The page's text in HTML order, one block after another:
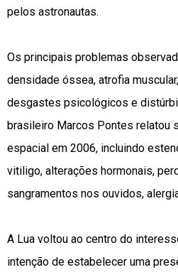
pelos astronautas.
Os principais problemas
densidade óssea, atrofia
desgastes psicológicos e
brasileiro Marcos Pontes relatou
espacial em 2006, incluindo
vitiligo, alterações hormonais,
sangramentos nos ouvidos,
A Lua voltou ao centro do
intenção de estabelecer uma